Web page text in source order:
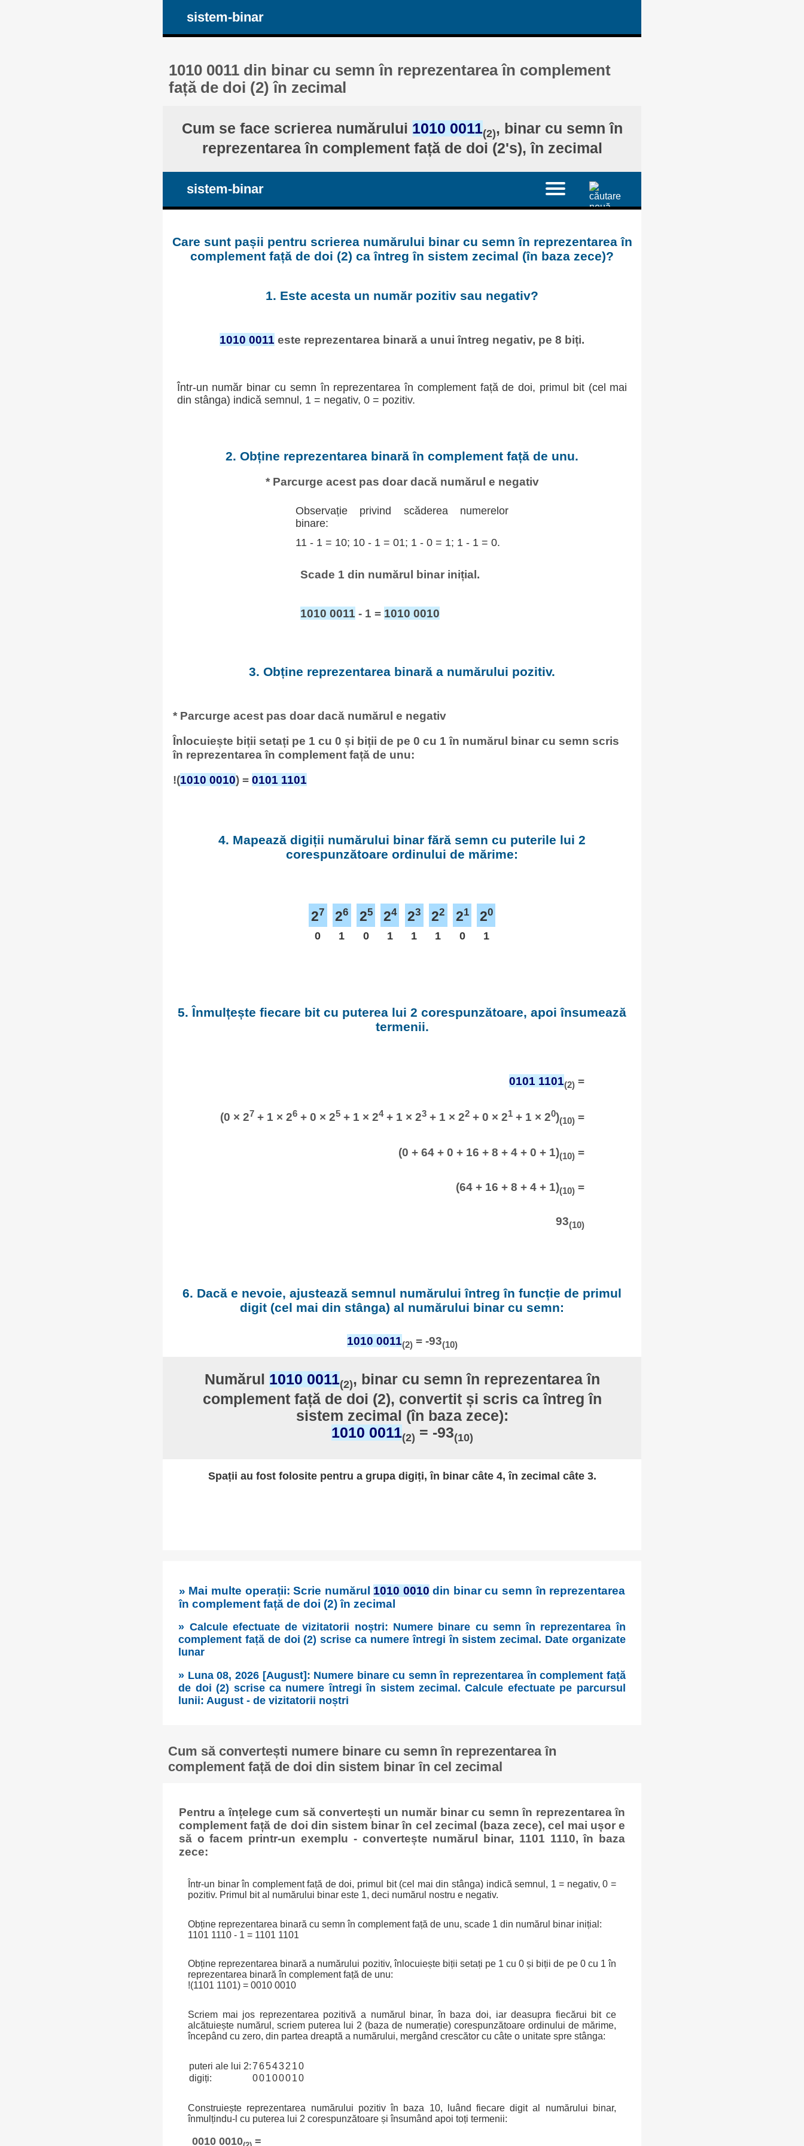
sistem-binar
1010 0011 din binar cu semn în reprezentarea în complement
față de doi (2) în zecimal
Cum se face scrierea numărului 1010 0011(2), binar cu semn în
reprezentarea în complement față de doi (2's), în zecimal
sistem-binar
Care sunt pașii pentru scrierea numărului binar cu semn în reprezentarea în
complement față de doi (2) ca întreg în sistem zecimal (în baza zece)?
1. Este acesta un număr pozitiv sau negativ?
1010 0011 este reprezentarea binară a unui întreg negativ, pe 8 biți.
Într-un număr binar cu semn în reprezentarea în complement față de doi, primul bit (cel mai
din stânga) indică semnul, 1 = negativ, 0 = pozitiv.
2. Obține reprezentarea binară în complement față de unu.
* Parcurge acest pas doar dacă numărul e negativ
Observație privind scăderea numerelor
binare:
11 - 1 = 10; 10 - 1 = 01; 1 - 0 = 1; 1 - 1 = 0.
Scade 1 din numărul binar inițial.
1010 0011 - 1 = 1010 0010
3. Obține reprezentarea binară a numărului pozitiv.
* Parcurge acest pas doar dacă numărul e negativ
Înlocuiește biții setați pe 1 cu 0 și biții de pe 0 cu 1 în numărul binar cu semn scris
în reprezentarea în complement față de unu:
!(1010 0010) = 0101 1101
4. Mapează digiții numărului binar fără semn cu puterile lui 2
corespunzătoare ordinului de mărime:
27
0
26
1
25
0
24
1
23
1
22
1
21
0
20
1
5. Înmulțește fiecare bit cu puterea lui 2 corespunzătoare, apoi însumează
termenii.
0101 1101(2) =
(0 × 27 + 1 × 26+ 0 × 25+ 1 × 24+ 1 × 23+ 1 × 22+ 0 × 21+ 1 × 20)(10)=
(0 + 64 + 0 + 16 + 8 + 4 + 0 + 1)(10) =
(64 + 16 + 8 + 4 + 1)(10) =
93(10)
6. Dacă e nevoie, ajustează semnul numărului întreg în funcție de primul
digit (cel mai din stânga) al numărului binar cu semn:
1010 0011(2) = -93(10)
Numărul 1010 0011(2), binar cu semn în reprezentarea în
complement față de doi (2), convertit și scris ca întreg în
sistem zecimal (în baza zece):
1010 0011(2) = -93(10)
Spații au fost folosite pentru a grupa digiți, în binar câte 4, în zecimal câte 3.
» Mai multe operații: Scrie numărul 1010 0010 din binar cu semn în reprezentarea
în complement față de doi (2) în zecimal
» Calcule efectuate de vizitatorii noștri: Numere binare cu semn în reprezentarea în
complement față de doi (2) scrise ca numere întregi în sistem zecimal. Date organizate
lunar
» Luna 08, 2026 [August]: Numere binare cu semn în reprezentarea în complement față
de doi (2) scrise ca numere întregi în sistem zecimal. Calcule efectuate pe parcursul
lunii: August - de vizitatorii noștri
Cum să convertești numere binare cu semn în reprezentarea în
complement față de doi din sistem binar în cel zecimal
Pentru a înțelege cum să convertești un număr binar cu semn în reprezentarea în
complement față de doi din sistem binar în cel zecimal (baza zece), cel mai ușor e
să o facem printr-un exemplu - convertește numărul binar, 1101 1110, în baza
zece:
Într-un binar în complement față de doi, primul bit (cel mai din stânga) indică semnul, 1 = negativ, 0 =
pozitiv. Primul bit al numărului binar este 1, deci numărul nostru e negativ.
Obține reprezentarea binară cu semn în complement față de unu, scade 1 din numărul binar inițial:
1101 1110 - 1 = 1101 1101
Obține reprezentarea binară a numărului pozitiv, înlocuiește biții setați pe 1 cu 0 și biții de pe 0 cu 1 în
reprezentarea binară în complement față de unu:
!(1101 1101) = 0010 0010
Scriem mai jos reprezentarea pozitivă a numărul binar, în baza doi, iar deasupra fiecărui bit ce
alcătuiește numărul, scriem puterea lui 2 (baza de numerație) corespunzătoare ordinului de mărime,
începând cu zero, din partea dreaptă a numărului, mergând crescător cu câte o unitate spre stânga:
puteri ale lui 2:765432 10
digiți:
00100010
Construiește reprezentarea numărului pozitiv în baza 10, luând fiecare digit al numărului binar,
înmulțindu-l cu puterea lui 2 corespunzătoare și însumând apoi toți termenii:
0010 0010 =